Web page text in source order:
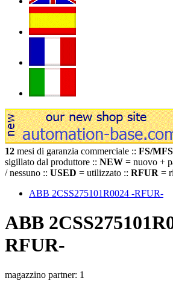
12 mesi di garanzia commerciale :: FS/MFS
sigillato dal produttore :: NEW = nuovo +
/ nessuno :: USED = utilizzato :: RFUR =
ABB 2CSS275101R0024 -RFUR-
ABB
RFUR-
magazzino partner: 1